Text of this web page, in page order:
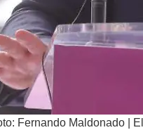
Fernando Maldonado |